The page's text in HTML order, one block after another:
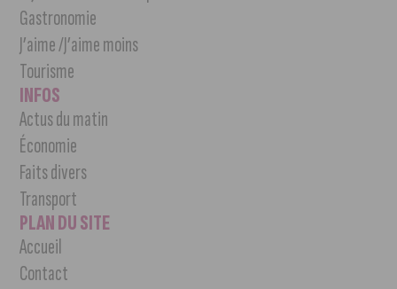
Gastronomie
J’aime /J’aime moins
Tourisme
INFOS
Actus du matin
Économie
Faits divers
Transport
PLAN DU SITE
Accueil
Contact